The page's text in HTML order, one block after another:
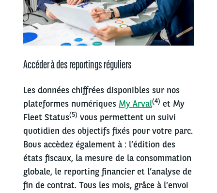
Accéder à des reportings réguliers
Les données chiffrées disponibles sur nos
plateformes numériques My Arval(4) et My
Fleet Status(5) vous permettent un suivi
quotidien des objectifs fixés pour votre parc.
Bous accèdez également à : l’édition des
états fiscaux, la mesure de la consommation
globale, le reporting financier et l’analyse de
fin de contrat. Tous les mois, grâce à l’envoi